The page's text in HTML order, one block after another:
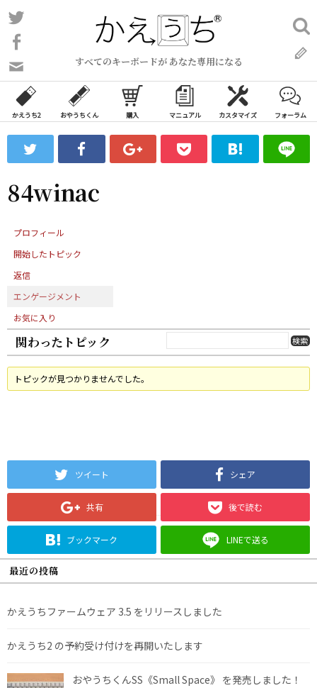
コ
ン
ン
ツ
ス
ッ
すべてのキーボードが あなた専用になる
い
合
わ
フ
ォ
ム
検
索:
かえうち2 おやうちくん 購入 マニュアル カスタマイズ フォーラム
84winac
プロフィール
開始したトピック
返信
エンゲージメント
お気に入り
関わったトピック
トピックが見つかりませんでした。
ツイート シェア
共有 後で読む
ブックマーク LINEで送る
最近の投稿
かえうちファームウェア 3.5 をリリースしました
かえうち2 の予約受け付けを再開いたします
おやうちくんSS《Small Space》 を発売しました！